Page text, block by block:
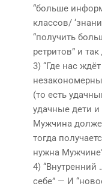
“больше
классов/
“получить
ретритов” и
3) “Где нас
(то есть
удачные дети и
Мужчина
тогда
нужна
4) “Внутренний
себе” — И